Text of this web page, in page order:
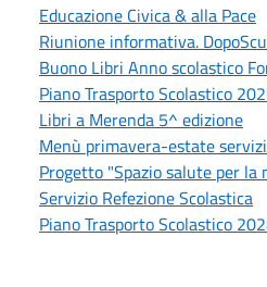
Educazione Civica & alla Pace
Riunione informativa.
Buono Libri Anno scolastico
Piano Trasporto Scolastico
Libri a Merenda 5^ edizione
Menù primavera-estate
Progetto "Spazio salute per la
Servizio Refezione Scolastica
Piano Trasporto Scolastico